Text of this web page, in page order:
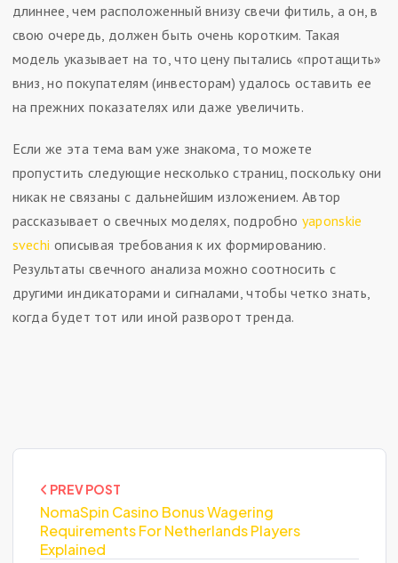
длиннее, чем расположенный внизу свечи фитиль, а он, в
свою очередь, должен быть очень коротким. Такая
модель указывает на то, что цену пытались «протащить»
вниз, но покупателям (инвесторам) удалось оставить ее
на прежних показателях или даже увеличить.
Если же эта тема вам уже знакома, то можете
пропустить следующие несколько страниц, поскольку они
никак не связаны с дальнейшим изложением. Автор
рассказывает о свечных моделях, подробно yaponskie
svechi описывая требования к их формированию.
Результаты свечного анализа можно соотносить с
другими индикаторами и сигналами, чтобы четко знать,
когда будет тот или иной разворот тренда.
PREV POST
NomaSpin Casino Bonus Wagering
Requirements For Netherlands Players
Explained